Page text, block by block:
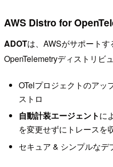
AWS Distro for
ADOTは、AWSがサポート
OpenTelemetryディストリビ
OTelプロジェクトのアッ
ストロ
自動計装エージェントに
を変更せずにトレースを
セキュア & シンプルなデ